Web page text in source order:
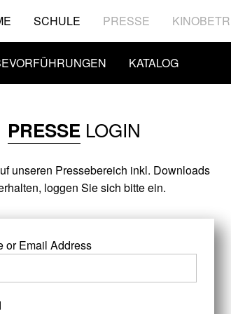
SCHULE PRESSE
KATALOG
PRESSE LOGIN
unseren Pressebereich inkl. Downloads
loggen Sie sich bitte ein.
or Email Address